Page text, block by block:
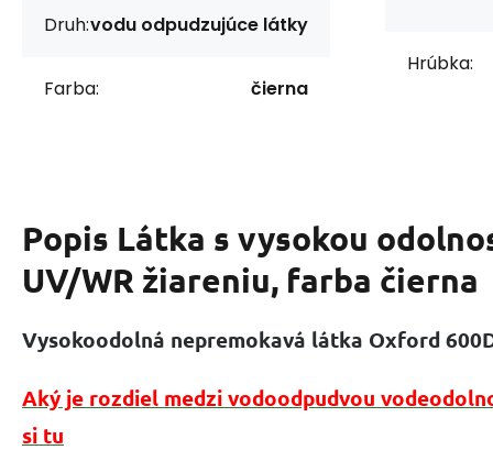
Druh:vodu odpudzujúce látky
Farba: čierna
Hrúbka:
Popis Látka s vysokou
UV/WR žiareniu, farba čierna
Vysokoodolná nepremokavá látka Oxford
Aký je rozdiel medzi vodoodpudvou
si tu